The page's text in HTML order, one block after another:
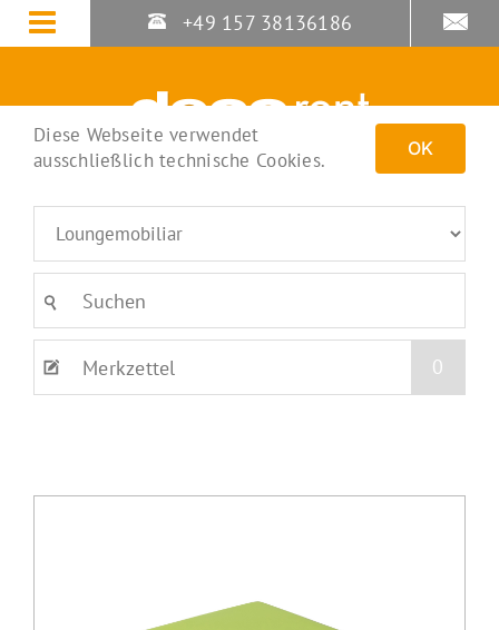
Zum
Inhalt
+49 157 38136186
Merkzettel 0
Diese Webseite verwendet
ausschließlich technische Cookies.
OK